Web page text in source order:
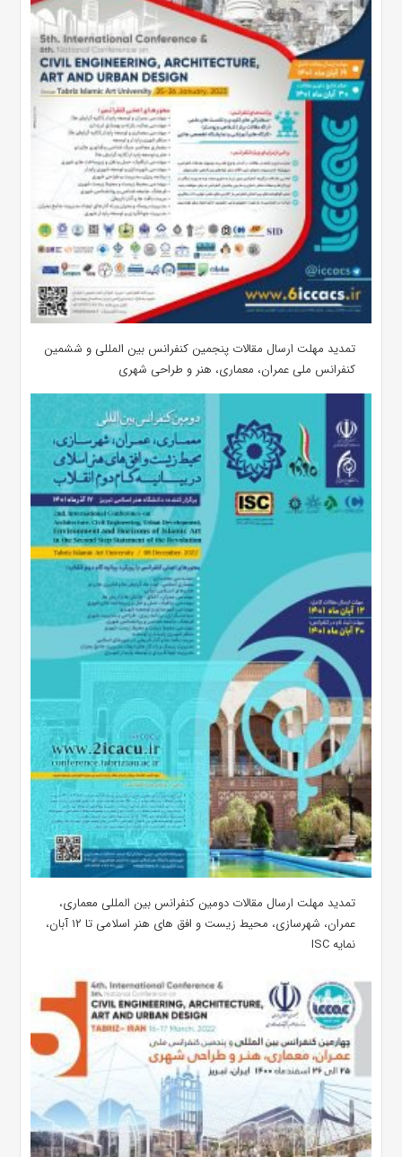
تمدید مهلت ارسال مقالات پنجمین کنفرانس بین المللی و ششمین
کنفرانس ملی عمران، معماری، هنر و طراحی شهری
تمدید مهلت ارسال مقالات دومین کنفرانس بین المللی معماری،
عمران، شهرسازی، محیط زیست و افق های هنر اسلامی تا ۱۲ آبان،
نمایه ISC